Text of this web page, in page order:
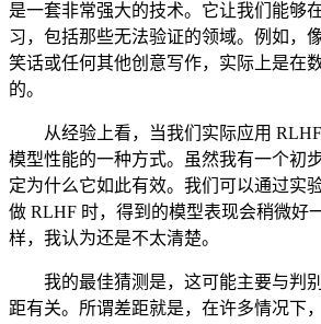
是一套非常强大的技术。它让我们能够
习，包括那些无法验证的领域。例如，
笑话或任何其他创意写作，实际上是在
的。
从经验上看，当我们实际应用 RLHF
模型性能的一种方式。虽然我有一个初
定为什么它如此有效。我们可以通过实
做 RLHF 时，得到的模型表现会稍微好
样，我认为还是不太清楚。
我的最佳猜测是，这可能主要与判
距有关。所谓差距就是，在许多情况下